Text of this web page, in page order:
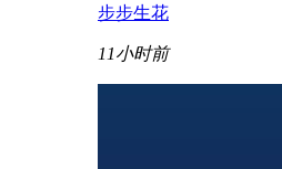
步步生花
11小时前